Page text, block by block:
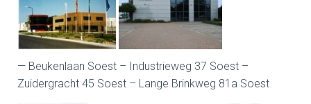
— Beukenlaan Soest – Industrieweg 37 Soest –
Zuidergracht 45 Soest – Lange Brinkweg 81a Soest